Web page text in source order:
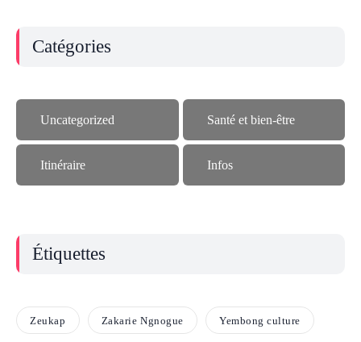
Catégories
Uncategorized Santé et bien-être
Itinéraire Infos
Étiquettes
Zeukap Zakarie Ngnogue Yembong culture